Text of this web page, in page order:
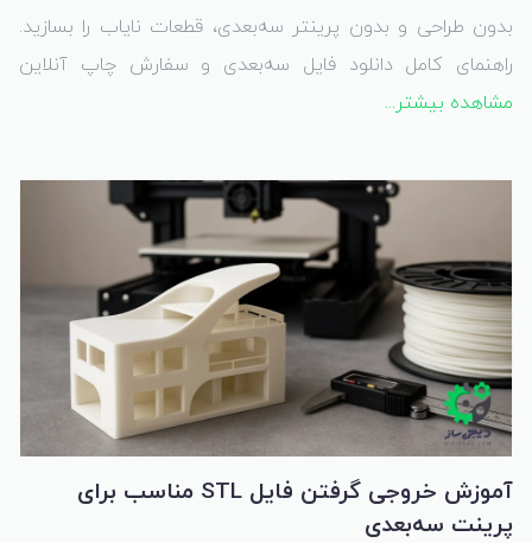
بدون طراحی و بدون پرینتر سه‌بعدی، قطعات نایاب را بسازید.
راهنمای کامل دانلود فایل سه‌بعدی و سفارش چاپ آنلاین
قطعات کاربردی.
مشاهده بیشتر...
آموزش خروجی گرفتن فایل STL مناسب برای
پرینت سه‌بعدی